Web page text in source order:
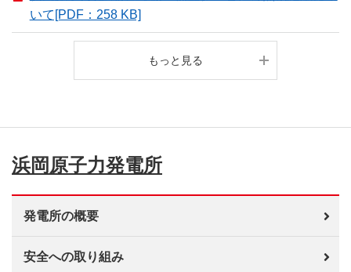
いて[PDF：258 KB]
もっと見る
浜岡原子力発電所
発電所の概要
安全への取り組み